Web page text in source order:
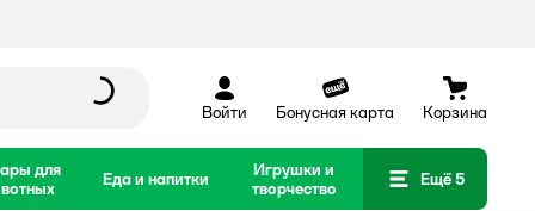
Войти Бонусная карта Корзина
для
Еда и напитки
Игрушки и
творчество
Ещё 5